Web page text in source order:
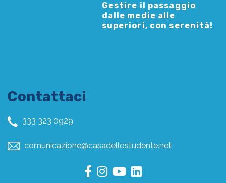
Gestire il passaggio
dalle medie alle
superiori, con serenità!
Contattaci
333 323 0929
comunicazione@casadellostudente.net